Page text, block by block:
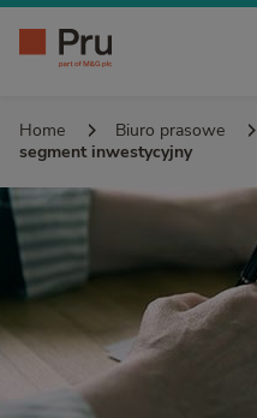
Home Biuro prasowe
segment inwestycyjny